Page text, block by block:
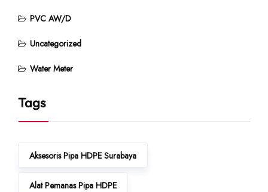
PVC AW/D
Uncategorized
Water Meter
Tags
Aksesoris Pipa HDPE Surabaya
Alat Pemanas Pipa HDPE